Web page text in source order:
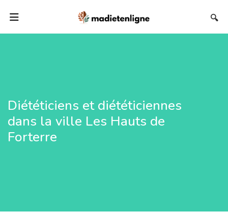
🔍
Diététiciens et diététiciennes
dans la ville Les Hauts de
Forterre